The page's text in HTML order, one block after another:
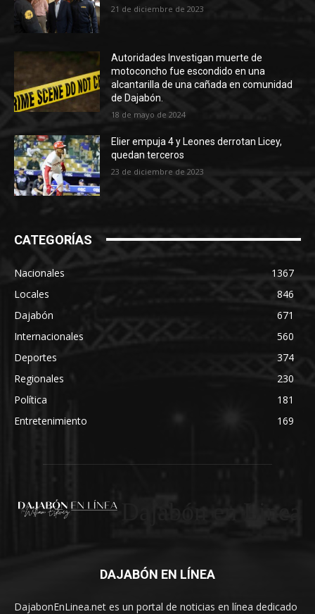
21 de diciembre de 2023
Autoridades Investigan muerte de
motoconcho fue escondido en una
alcantarilla de una cañada en comunidad
de Dajabón.
18 de mayo de 2024
Elier empuja 4 y Leones derrotan Licey,
quedan terceros
23 de diciembre de 2023
CATEGORÍAS
Nacionales
1367
Locales
846
Dajabón
671
Internacionales
560
Deportes
374
Regionales
230
Política
181
Entretenimiento
169
DAJABÓN EN LÍNEA
DajabonEnLinea.net es un portal de noticias en línea dedicado